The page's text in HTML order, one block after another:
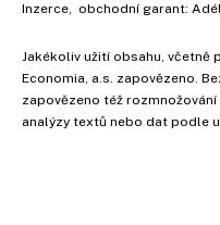
Inzerce, obchodní garant:
Jakékoliv užití obsahu, včetně
Economia, a.s. zapovězeno.
zapovězeno též
analýzy textů nebo dat podle